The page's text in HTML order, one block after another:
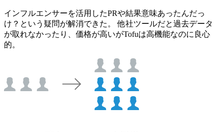
インフルエンサーを活用したPRや結果意味あったんだっ
け？という疑問が解消できた。 他社ツールだと過去データ
が取れなかったり、価格が高いがTofuは高機能なのに良心
的。